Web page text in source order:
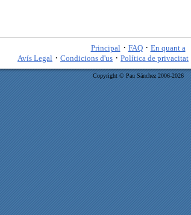
Principal · FAQ· En quant a
Avís Legal · Condicions d'us · Política de privacitat
Copyright © Pau Sánchez 2006-2026